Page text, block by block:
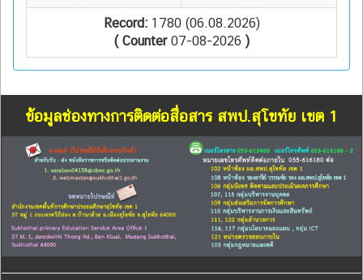
Record:1780 (06.08.2026)
( Counter07-08-2026 )
ข้อมูลช่องทางการติดต่อสื่อสาร สพป.สุโขทัย เขต 1